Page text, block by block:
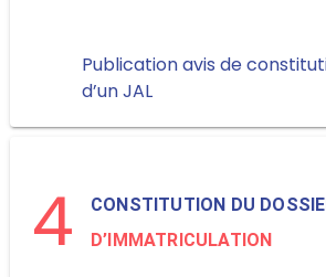
Publication avis de
d’un JAL
4
CONSTITUTION DU
D’IMMATRICULATION